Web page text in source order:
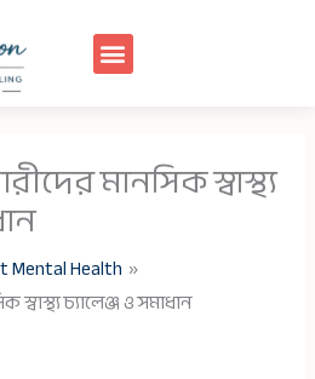
মানসিক স্বাস্থ্য
Mental Health
স্বাস্থ্য চ্যালেঞ্জ ও সমাধান